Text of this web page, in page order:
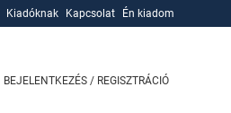
Kiadóknak
Kapcsolat Én kiadom
BEJELENTKEZÉS / REGISZTRÁCIÓ